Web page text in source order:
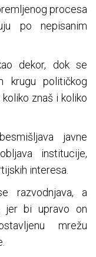
procesa
po nepisanim
dekor, dok se
krugu političkog
znaš i koliko
javne
institucije,
interesa.
razvodnjava, a
jer bi upravo on
mrežu